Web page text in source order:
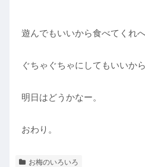
遊んでもいいから食べてくれへ
ぐちゃぐちゃにしてもいいか
明日はどうかなー。
おわり。
お梅のいろいろ